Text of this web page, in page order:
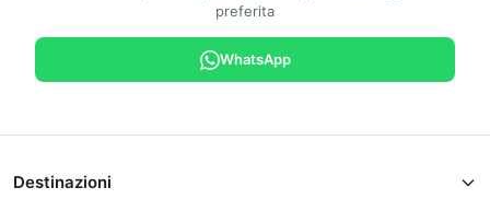
preferita
WhatsApp
Destinazioni